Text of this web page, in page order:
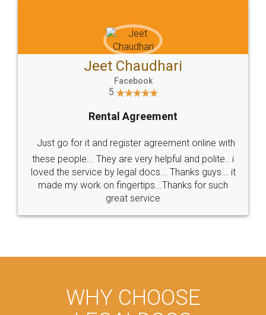
Jeet Chaudhari
Facebook
5
Rental Agreement
Just go for it and register agreement online with
these people... They are very helpful and polite.. i
loved the service by legal docs... Thanks guys... it
made my work on fingertips...Thanks for such
great service
WHY CHOOSE